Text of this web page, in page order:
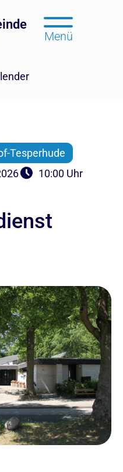
Menü
Tesperhude
10:00 Uhr